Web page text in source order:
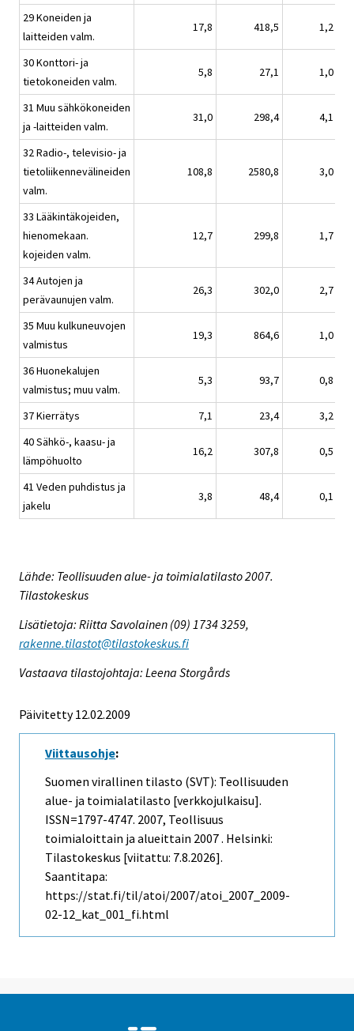
29 Koneiden ja
laitteiden valm.
17,8 418,5 1,2
30 Konttori- ja
tietokoneiden valm.
5,8 27,1 1,0
31 Muu sähkökoneiden
ja -laitteiden valm.
31,0 298,4 4,1
32 Radio-, televisio- ja
tietoliikennevälineiden
valm.
108,8 2580,8 3,0
33 Lääkintäkojeiden,
hienomekaan.
kojeiden valm.
12,7 299,8 1,7
34 Autojen ja
perävaunujen valm.
26,3 302,0 2,7
35 Muu kulkuneuvojen
valmistus
19,3 864,6 1,0
36 Huonekalujen
valmistus; muu valm.
5,3 93,7 0,8
37 Kierrätys 7,1 23,4
3,2
40 Sähkö-, kaasu- ja
lämpöhuolto
16,2 307,8 0,5
41 Veden puhdistus ja
jakelu
3,8 48,4 0,1
Lähde: Teollisuuden alue- ja toimialatilasto 2007.
Tilastokeskus
Lisätietoja: Riitta Savolainen (09) 1734 3259,
rakenne.tilastot@tilastokeskus.fi
Vastaava tilastojohtaja: Leena Storgårds
Päivitetty 12.02.2009
Viittausohje:
Suomen virallinen tilasto (SVT): Teollisuuden
alue- ja toimialatilasto [verkkojulkaisu].
ISSN=1797-4747. 2007, Teollisuus
toimialoittain ja alueittain 2007 . Helsinki:
Tilastokeskus [viitattu: 7.8.2026].
Saantitapa:
https://stat.fi/til/atoi/2007/atoi_2007_2009-
02-12_kat_001_fi.html